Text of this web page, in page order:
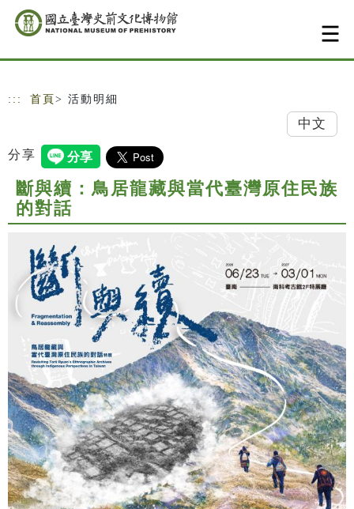
跳到主要內容
網站導覽
::: 首頁 > 活動明細
中文
分享
斷與續：鳥居龍藏與當代臺灣原住民族
的對話